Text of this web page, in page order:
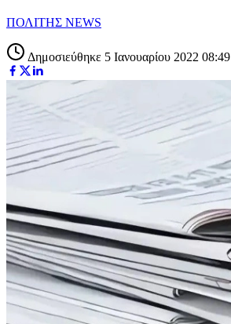
ΠΟΛΙΤΗΣ NEWS
Δημοσιεύθηκε 5 Ιανουαρίου 2022 08:49